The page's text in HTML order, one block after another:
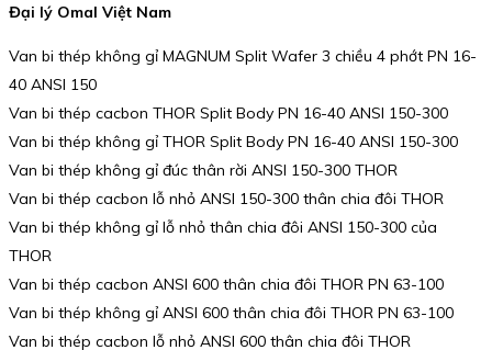
Đại lý Omal Việt Nam
Van bi thép không gỉ MAGNUM Split Wafer 3 chiều 4 phớt PN 16-
40 ANSI 150
Van bi thép cacbon THOR Split Body PN 16-40 ANSI 150-300
Van bi thép không gỉ THOR Split Body PN 16-40 ANSI 150-300
Van bi thép không gỉ đúc thân rời ANSI 150-300 THOR
Van bi thép cacbon lỗ nhỏ ANSI 150-300 thân chia đôi THOR
Van bi thép không gỉ lỗ nhỏ thân chia đôi ANSI 150-300 của
THOR
Van bi thép cacbon ANSI 600 thân chia đôi THOR PN 63-100
Van bi thép không gỉ ANSI 600 thân chia đôi THOR PN 63-100
Van bi thép cacbon lỗ nhỏ ANSI 600 thân chia đôi THOR